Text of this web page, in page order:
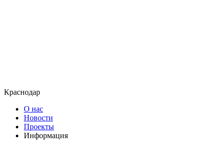
Краснодар
О нас
Новости
Проекты
Информация